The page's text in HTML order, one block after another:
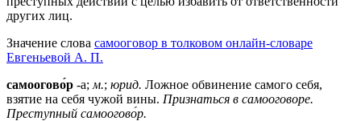
других лиц.
Значение слова самооговор в толковом онлайн-словаре
Евгеньевой А. П.
самоогово́р -а; м.; юрид. Ложное обвинение самого себя,
взятие на себя чужой вины. Признаться в самооговоре.
Преступный самоогово́р.